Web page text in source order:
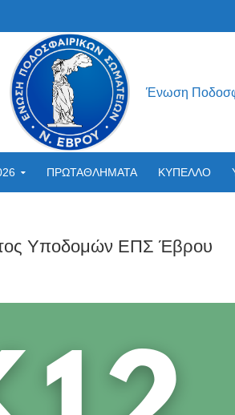
Ένωση
ΠΡΩΤΑΘΛΗΜΑΤΑ ΚΥΠΕΛΛΟ
Υποδομών ΕΠΣ Έβρου